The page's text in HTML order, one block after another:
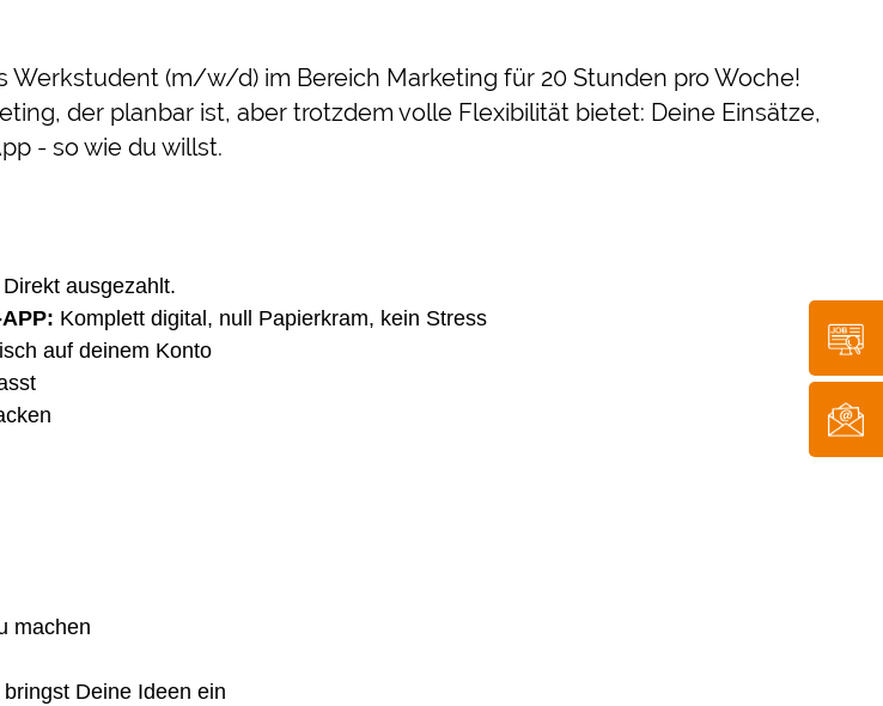
Werkstudent (m/w/d) im Bereich Marketing für 20 Stunden pro Woche!
der planbar ist, aber trotzdem volle Flexibilität bietet: Deine Einsätze,
- so wie du willst.
ausgezahlt.
Komplett digital, null Papierkram, kein Stress
auf deinem Konto
machen
Deine Ideen ein